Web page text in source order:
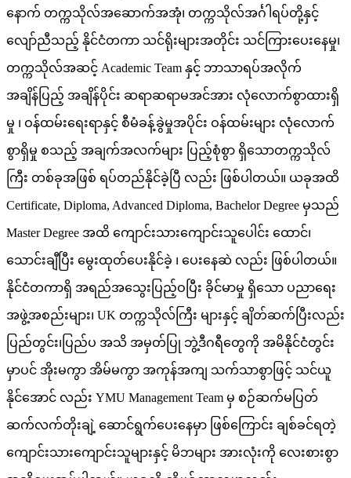
နောက် တက္ကသိုလ်အဆောက်အအုံ၊ တက္ကသိုလ်အင်္ဂါရပ်တို့နှင့်
လျော်ညီသည့် နိုင်ငံတကာ သင်ရိုးများအတိုင်း သင်ကြားပေးနေမှု၊
တက္ကသိုလ်အဆင့် Academic Team နှင့် ဘာသာရပ်အလိုက်
အချိန်ပြည့် အချိန်ပိုင်း ဆရာဆရာမအင်အား လုံလောက်စွာထားရှိ
မှု ၊ ဝန်ထမ်းရေးရာနှင့် စီမံခန့်ခွဲမှုအပိုင်း ဝန်ထမ်းများ လုံလောက်
စွာရှိမှု စသည့် အချက်အလက်များ ပြည့်စုံစွာ ရှိသောတက္ကသိုလ်
ကြီး တစ်ခုအဖြစ် ရပ်တည်နိုင်ခဲ့ပြီ လည်း ဖြစ်ပါတယ်။ ယခုအထိ
Certificate, Diploma, Advanced Diploma, Bachelor Degree မှသည်
Master Degree အထိ ကျောင်းသားကျောင်းသူပေါင်း ထောင်၊
သောင်းချီပြီး မွေးထုတ်ပေးနိုင်ခဲ့ ၊ ပေးနေဆဲ လည်း ဖြစ်ပါတယ်။
နိုင်ငံတကာရှိ အရည်အသွေးပြည့်ဝပြီး ခိုင်မာမှု ရှိသော ပညာရေး
အဖွဲ့အစည်းများ၊ UK တက္ကသိုလ်ကြီး များနှင့် ချိတ်ဆက်ပြီးလည်း
ပြည်တွင်း၊ပြည်ပ အသိ အမှတ်ပြု ဘွဲ့ဒီဂရီတွေကို အမိနိုင်ငံတွင်း
မှာပင် အိုးမကွာ အိမ်မကွာ အကုန်အကျ သက်သာစွာဖြင့် သင်ယူ
နိုင်အောင် လည်း YMU Management Team မှ စဉ်ဆက်မပြတ်
ဆက်လက်တိုးချဲ့ ဆောင်ရွက်ပေးနေမှာ ဖြစ်ကြောင်း ချစ်ခင်ရတဲ့
ကျောင်းသားကျောင်းသူများနှင့် မိဘများ အားလုံးကို လေးစားစွာ